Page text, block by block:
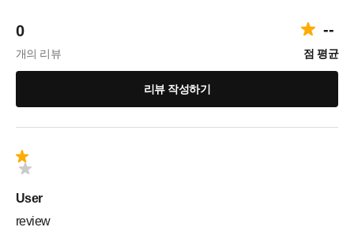
0
개의 리뷰
--
점 평균
리뷰 작성하기
User
review